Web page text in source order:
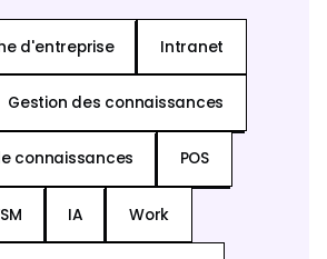
d'entreprise Intranet
Gestion des connaissances
connaissances POS
IA Work